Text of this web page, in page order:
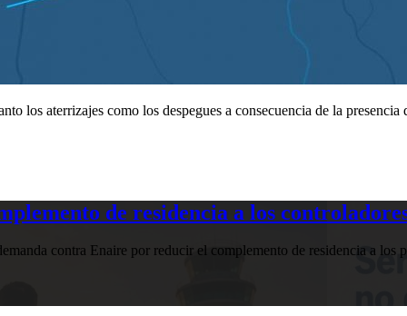
los aterrizajes como los despegues a consecuencia de la
de residencia a los
contra Enaire por reducir el complemento de residencia a los